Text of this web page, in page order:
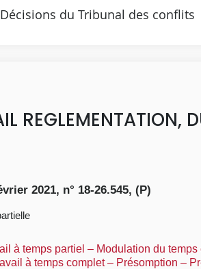
du Tribunal des conflits
REGLEMENTATION,
2021, n° 18-26.545, (P)
à temps partiel – Modulation du
à temps complet – Présomption –